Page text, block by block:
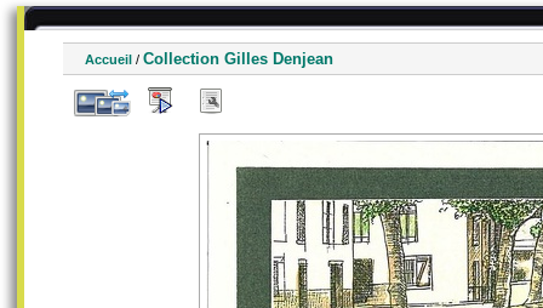
Accueil / Collection Gilles Denjean